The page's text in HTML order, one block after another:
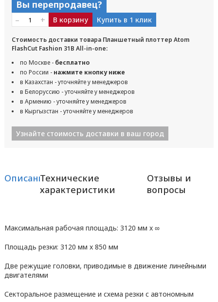
Вы перепродавец?
– + В корзину Купить в 1 клик
Стоимость доставки товара Планшетный плоттер Atom
FlashCut Fashion 31B All-in-one:
по Москве - бесплатно
по России - нажмите кнопку ниже
в Казахстан - уточняйте у менеджеров
в Белоруссию - уточняйте у менеджеров
в Армению - уточняйте у менеджеров
в Кыргызстан - уточняйте у менеджеров
Узнайте стоимость доставки в ваш город
ОписаниеТехнические
характеристики
Отзывы и
вопросы
Максимальная рабочая площадь: 3120 мм x ∞
Площадь резки: 3120 мм x 850 мм
Две режущие головки, приводимые в движение линейными
двигателями
Секторальное размещение и схема резки с автономным